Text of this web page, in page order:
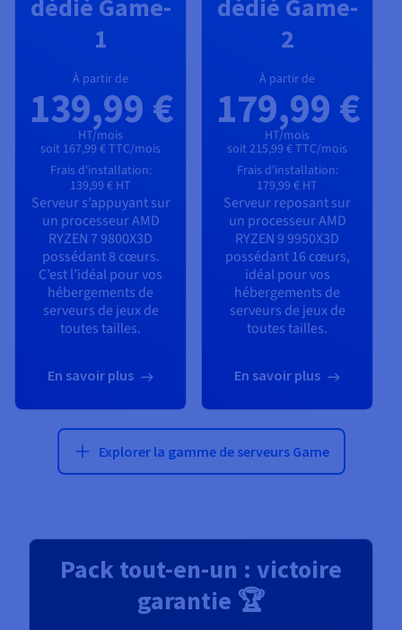
dédié Game-
1
À partir de
139,99 €
HT/mois
soit 167,99 € TTC/mois
Frais d'installation:
139,99 € HT
Serveur s’appuyant sur
un processeurAMD
RYZEN 7 9800X3D
possédant8 cœurs.
C’est l’idéal pour vos
hébergements de
serveurs de jeux de
toutes tailles.
En savoir plus
dédié Game-
2
À partir de
179,99 €
HT/mois
soit 215,99 € TTC/mois
Frais d'installation:
179,99 € HT
Serveur reposant sur
un processeurAMD
RYZEN 9 9950X3D
possédant16 cœurs,
idéal pour vos
hébergements de
serveurs de jeux de
toutes tailles.
En savoir plus
Explorer la gamme de serveurs Game
Pack tout-en-un : victoire
garantie 🏆